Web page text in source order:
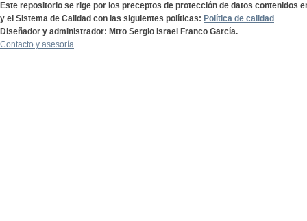
Este repositorio se rige por los preceptos de protección de datos contenidos
y el Sistema de Calidad con las siguientes políticas: Política de calidad
Diseñador y administrador: Mtro Sergio Israel Franco García.
Contacto y asesoría